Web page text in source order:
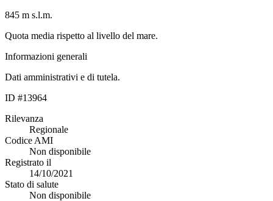
845 m s.l.m.
Quota media rispetto al livello del mare.
Informazioni generali
Dati amministrativi e di tutela.
ID #13964
Rilevanza
Regionale
Codice AMI
Non disponibile
Registrato il
14/10/2021
Stato di salute
Non disponibile